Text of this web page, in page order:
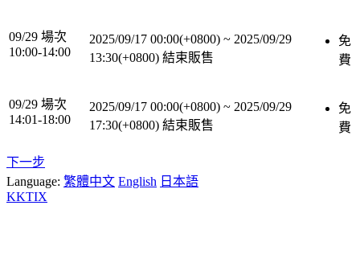
09/29 場次
10:00-14:00
2025/09/17 00:00(+0800) ~ 2025/09/29
13:30(+0800) 結束販售
免
費
09/29 場次
14:01-18:00
2025/09/17 00:00(+0800) ~ 2025/09/29
17:30(+0800) 結束販售
免
費
下一步
Language: 繁體中文 English 日本語
KKTIX